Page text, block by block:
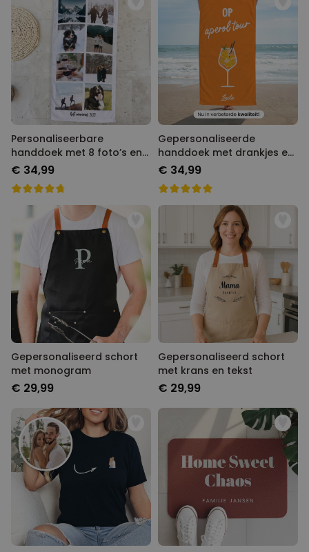
Personaliseerbare
handdoek met 8 foto’s en
tekst
€ 34,99
Gepersonaliseerde
handdoek met drankjes en
tekst
€ 34,99
Gepersonaliseerd schort
met monogram
€ 29,99
Gepersonaliseerd schort
met krans en tekst
€ 29,99